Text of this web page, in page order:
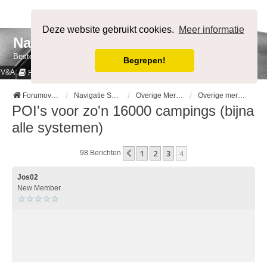
Deze website gebruikt cookies. Meer informatie
Begrepen!
NavigatieForum
Bestemming bereikt.
V&A Regels
Forumoverzicht Navigatie Systemen op merk Overige Merken Overige merken -- MOBIEL --
POI's voor zo'n 16000 campings (bijna
alle systemen)
98 Berichten Vorige
1 2 3 4
Jos02
New Member